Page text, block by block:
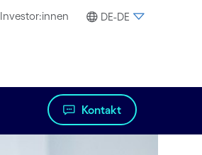
Investor:innen DE-DE
Kontakt